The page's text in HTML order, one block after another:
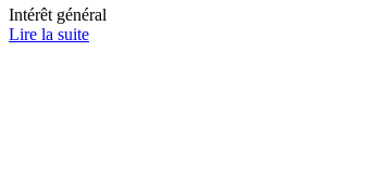
Intérêt général
Lire la suite